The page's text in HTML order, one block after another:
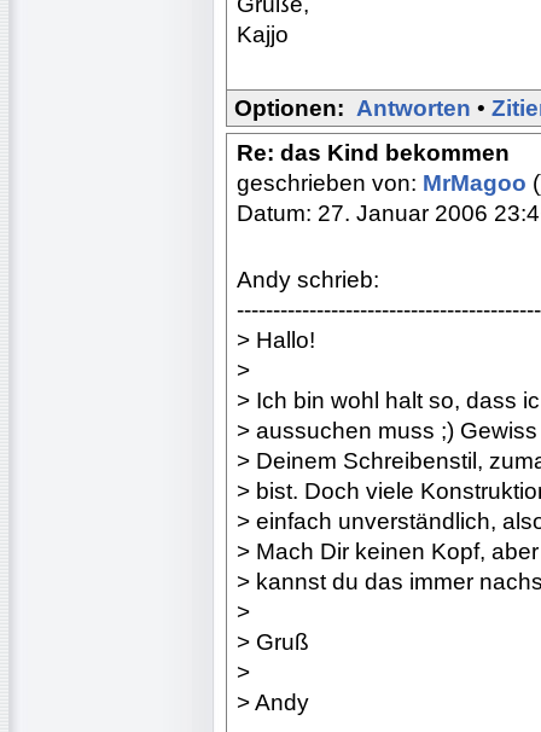
Kajjo
Optionen: Antworten •
Re: das Kind bekommen
geschrieben von: MrMagoo
Datum: 27. Januar 2006
Andy schrieb:
> Hallo!
>
> Ich bin wohl halt so, dass
> aussuchen muss ;)
> Deinem Schreibenstil,
> bist. Doch viele
> einfach unverständlich,
> Mach Dir keinen Kopf,
> kannst du das immer
>
> Gruß
>
> Andy